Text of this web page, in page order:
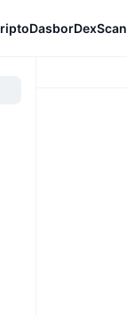
DasborDexScan
(24J)